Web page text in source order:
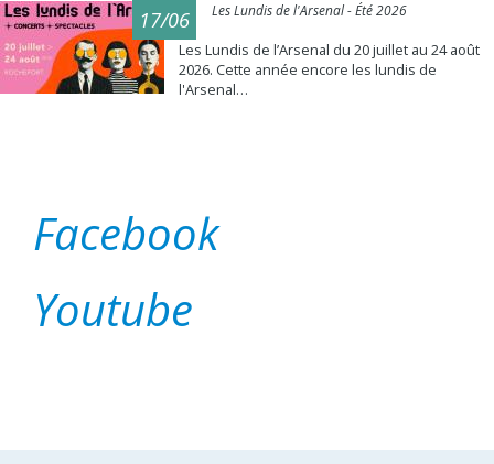
17/06 Les Lundis de l'Arsenal - Été 2026
Les Lundis de l’Arsenal du 20 juillet au 24 août
2026. Cette année encore les lundis de
l'Arsenal…
Facebook
Youtube